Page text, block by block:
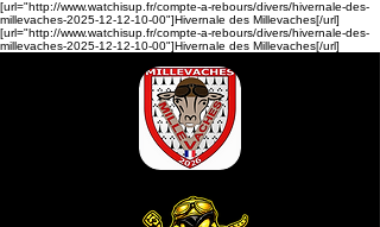
[url="http://www.watchisup.fr/compte-a-rebours/divers/hivernale-des-
millevaches-2025-12-12-10-00"]Hivernale des Millevaches[/url]
[url="http://www.watchisup.fr/compte-a-rebours/divers/hivernale-des-
millevaches-2025-12-12-10-00"]Hivernale des Millevaches[/url]